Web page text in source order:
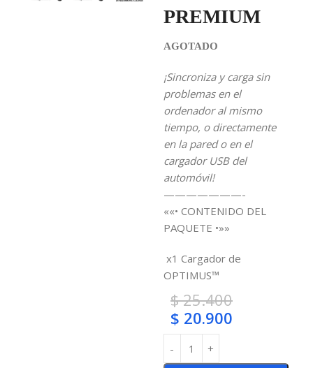
PREMIUM
AGOTADO
¡Sincroniza y carga sin
problemas en el
ordenador al mismo
tiempo, o directamente
en la pared o en el
cargador USB del
automóvil!
———————-
««• CONTENIDO DEL
PAQUETE •»»
x1 Cargador de
OPTIMUS™
$25.400
$ 20.900